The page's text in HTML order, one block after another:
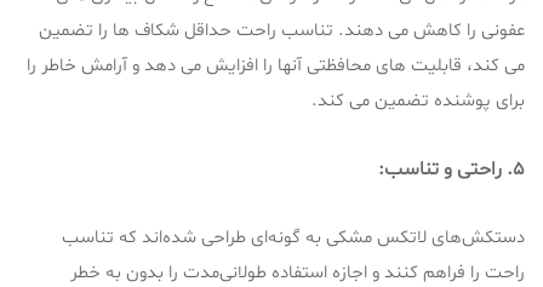
عفونی را کاهش می دهند. تناسب راحت حداقل شکاف ها را تضمین
می کند، قابلیت های محافظتی آنها را افزایش می دهد و آرامش خاطر را
برای پوشنده تضمین می کند.
5. راحتی و تناسب:
دستکش‌های لاتکس مشکی به گونه‌ای طراحی شده‌اند که تناسب
راحت را فراهم کنند و اجازه استفاده طولانی‌مدت را بدون به خطر